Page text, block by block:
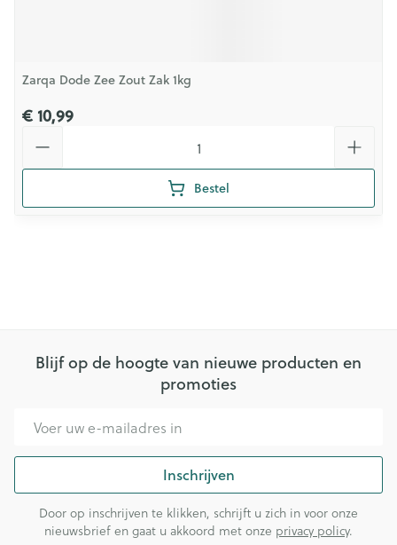
Zarqa Dode Zee Zout Zak 1kg
€ 10,99
Bestel
Blijf op de hoogte van nieuwe producten en
promoties
Inschrijven
Door op inschrijven te klikken, schrijft u zich in voor onze
nieuwsbrief en gaat u akkoord met onze privacy policy.